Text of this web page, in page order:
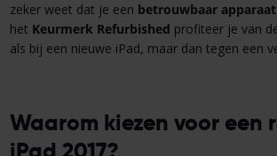
zeker weet dat je een betrouwbaar apparaat
het Keurmerk Refurbished profiteer je van
als bij een nieuwe iPad, maar dan tegen een
Waarom kiezen voor een